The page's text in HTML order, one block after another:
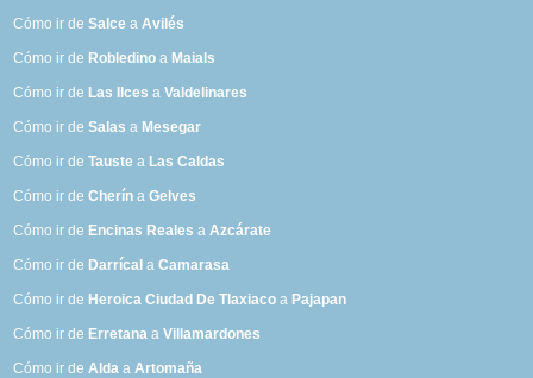
Cómo ir deSalce aAvilés
Cómo ir de Robledino a Maials
Cómo ir de Las Ilces aValdelinares
Cómo ir deSalas a Mesegar
Cómo ir deTauste a Las Caldas
Cómo ir deCherín aGelves
Cómo ir de Encinas Reales aAzcárate
Cómo ir de Darrícal aCamarasa
Cómo ir de Heroica Ciudad De Tlaxiaco a Pajapan
Cómo ir de Erretana aVillamardones
Cómo ir deAlda aArtomaña